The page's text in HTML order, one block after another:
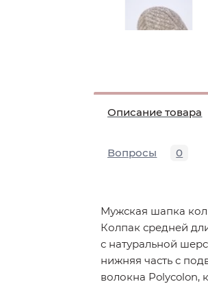
Описание товара
Вопросы 0
Мужская шапка
Колпак средней
с натуральной
нижняя часть с
волокна Polycolon,